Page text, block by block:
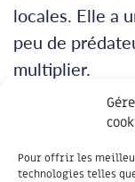
Pour offrir les
technologies telles
locales. Elle a
peu de
multiplier.
La méthode la
secteurs qui